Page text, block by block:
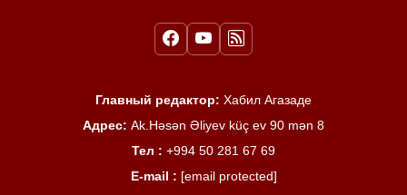
Главный редактор: Хабил Агазаде
Адрес: Ak.Həsən Əliyev küç ev 90 mən 8
Тел : +994 50 281 67 69
E-mail : [email protected]